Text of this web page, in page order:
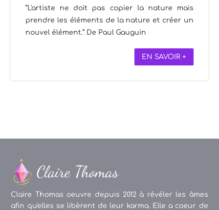
“L'artiste ne doit pas copier la nature mais
prendre les éléments de la nature et créer un
nouvel élément.” De Paul Gauguin
EN SAVOIR +
Claire Thomas oeuvre depuis 2012 à révéler les âmes
afin qu'elles se libèrent de leur karma. Elle a coeur de